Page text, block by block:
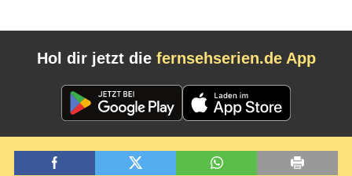
Hol dir jetzt die fernsehserien.de App